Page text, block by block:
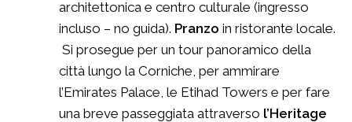
architettonica e centro culturale (ingresso
incluso – no guida). Pranzo in ristorante locale.
Si prosegue per un tour panoramico della
città lungo la Corniche, per ammirare
l’Emirates Palace, le Etihad Towers e per fare
una breve passeggiata attraverso l’Heritage